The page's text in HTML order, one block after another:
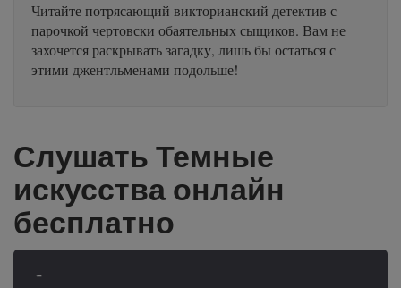
Читайте потрясающий викторианский детектив с
парочкой чертовски обаятельных сыщиков. Вам не
захочется раскрывать загадку, лишь бы остаться с
этими джентльменами подольше!
Слушать Темные
искусства онлайн
бесплатно
-